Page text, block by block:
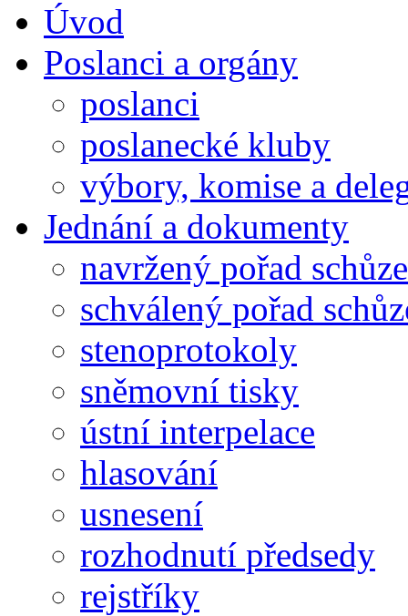
Úvod
Poslanci a orgány
poslanci
poslanecké kluby
výbory, komise a
Jednání a dokumenty
navržený pořad schůze
schválený pořad
stenoprotokoly
sněmovní tisky
ústní interpelace
hlasování
usnesení
rozhodnutí předsedy
rejstříky